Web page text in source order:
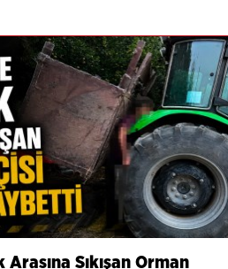
Sıkışan Orman